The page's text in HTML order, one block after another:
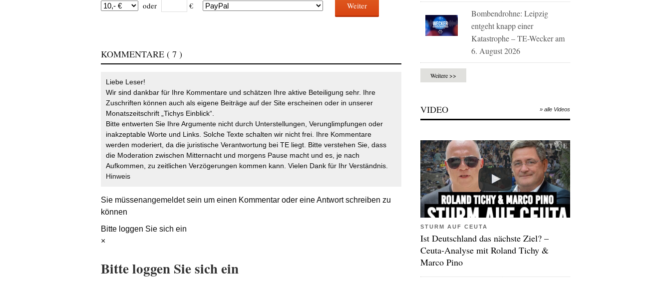
oder € Weiter
KOMMENTARE ( 7 )
Liebe Leser!
Wir sind dankbar für Ihre Kommentare und schätzen Ihre aktive Beteiligung sehr. Ihre
Zuschriften können auch als eigene Beiträge auf der Site erscheinen oder in unserer
Monatszeitschrift „Tichys Einblick“.
Bitte entwerten Sie Ihre Argumente nicht durch Unterstellungen, Verunglimpfungen oder
inakzeptable Worte und Links. Solche Texte schalten wir nicht frei. Ihre Kommentare
werden moderiert, da die juristische Verantwortung bei TE liegt. Bitte verstehen Sie, dass
die Moderation zwischen Mitternacht und morgens Pause macht und es, je nach
Aufkommen, zu zeitlichen Verzögerungen kommen kann. Vielen Dank für Ihr Verständnis.
Hinweis
Sie müssenangemeldetsein um einen Kommentar oder eine Antwort schreiben zu
können
Bitte loggen Sie sich ein
×
Bitte loggen Sie sich ein
Bombendrohne: Leipzig
entgeht knapp einer
Katastrophe – TE-Wecker am
6. August 2026
Weitere >>
VIDEO » alle Videos
STURM AUF CEUTA
Ist Deutschland das nächste Ziel? –
Ceuta-Analyse mit Roland Tichy &
Marco Pino